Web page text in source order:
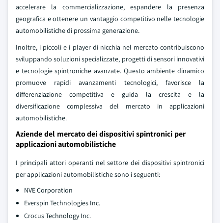
accelerare la commercializzazione, espandere la presenza
geografica e ottenere un vantaggio competitivo nelle tecnologie
automobilistiche di prossima generazione.
Inoltre, i piccoli e i player di nicchia nel mercato contribuiscono
sviluppando soluzioni specializzate, progetti di sensori innovativi
e tecnologie spintroniche avanzate. Questo ambiente dinamico
promuove rapidi avanzamenti tecnologici, favorisce la
differenziazione competitiva e guida la crescita e la
diversificazione complessiva del mercato in applicazioni
automobilistiche.
Aziende del mercato dei dispositivi spintronici per
applicazioni automobilistiche
I principali attori operanti nel settore dei dispositivi spintronici
per applicazioni automobilistiche sono i seguenti:
NVE Corporation
Everspin Technologies Inc.
Crocus Technology Inc.